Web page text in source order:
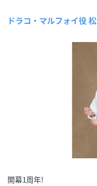
ドラコ・マルフォイ役
開幕1周年!